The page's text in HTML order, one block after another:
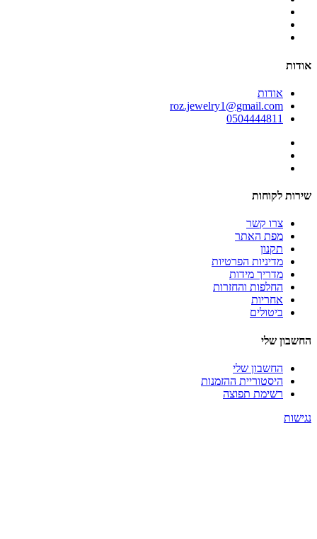
אודות
אודות
roz.jewelry1@gmail.com
0504444811
שירות לקוחות
צרו קשר
מפת האתר
תקנון
מדיניות הפרטיות
מדריך מידות
החלפות והחזרות
אחריות
ביטולים
החשבון שלי
החשבון שלי
היסטוריית ההזמנות
רשימת תפוצה
נגישות